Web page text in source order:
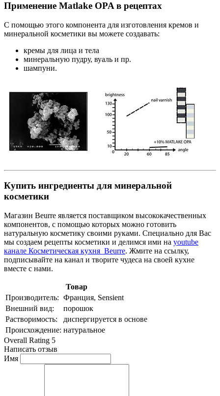
Применение Matlake OPA в рецептах
С помощью этого компонента для изготовления кремов и
минеральной косметики вы можете создавать:
кремы для лица и тела
минеральную пудру, вуаль и пр.
шампуни.
Купить ингредиенты для минеральной
косметики
Магазин Beurre является поставщиком высококачественных
компонентов, с помощью которых можно готовить
натуральную косметику своими руками. Специально для Вас
мы создаем рецепты косметики и делимся ими на youtube
канале Косметическая кухня Beurre. Жмите на ссылку,
подписывайте на канал и творите чудеса на своей кухне
вместе с нами.
Товар
Производитель: Франция, Sensient
Внешний вид:
порошок
Растворимость:
диспергируется в основе
Происхождение: натуральное
Overall Rating 5
Написать отзыв
Имя